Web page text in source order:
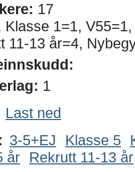
17
Klasse 1=1,
11-13 år=4,
1
Last ned
3-5+EJ Klasse 5
år
Rekrutt 11-13 år